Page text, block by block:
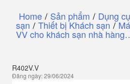
Home / Sản phẩm / Dụng
sạn / Thiết bị Khách sạn /
VV cho khách sạn nhà
R402V.V
Đăng ngày: 29/06/2024